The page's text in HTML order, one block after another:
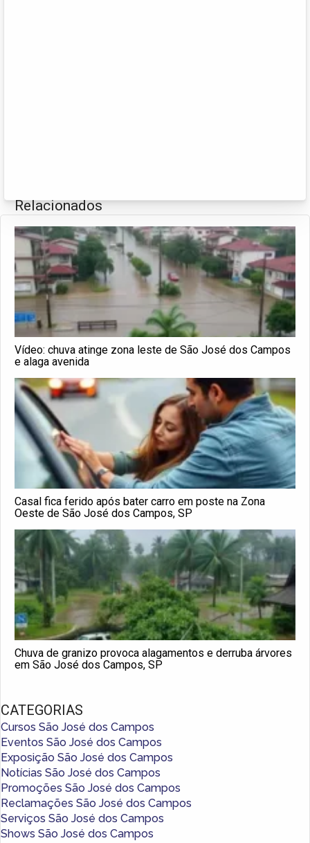
Relacionados
Vídeo: chuva atinge zona leste de São José dos Campos
e alaga avenida
Casal fica ferido após bater carro em poste na Zona
Oeste de São José dos Campos, SP
Chuva de granizo provoca alagamentos e derruba árvores
em São José dos Campos, SP
CATEGORIAS
Cursos São José dos Campos
Eventos São José dos Campos
Exposição São José dos Campos
Notícias São José dos Campos
Promoções São José dos Campos
Reclamações São José dos Campos
Serviços São José dos Campos
Shows São José dos Campos